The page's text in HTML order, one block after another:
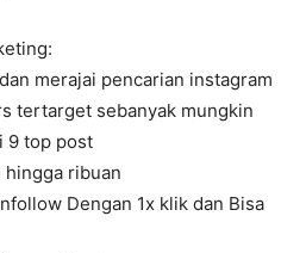
merajai pencarian instagram
tertarget sebanyak mungkin
9 top post
hingga ribuan
Dengan 1x klik dan Bisa